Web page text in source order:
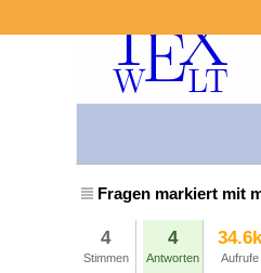
Fragen markiert mit
4
Stimmen
4
Antworten
34.6k
Aufrufe